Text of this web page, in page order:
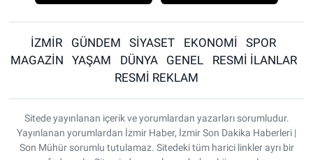
İZMİR GÜNDEM SİYASET EKONOMİ
SPOR
MAGAZİN
YAŞAM DÜNYA GENEL
RESMİ İLANLAR
RESMİ REKLAM
Sitede yayınlanan içerik ve yorumlardan yazarları sorumludur.
Yayınlanan yorumlardan İzmir Haber, İzmir Son Dakika Haberleri |
Son Mühür sorumlu tutulamaz. Sitedeki tüm harici linkler ayrı bir